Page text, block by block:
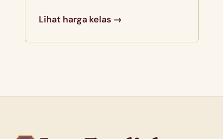
Lihat harga kelas →